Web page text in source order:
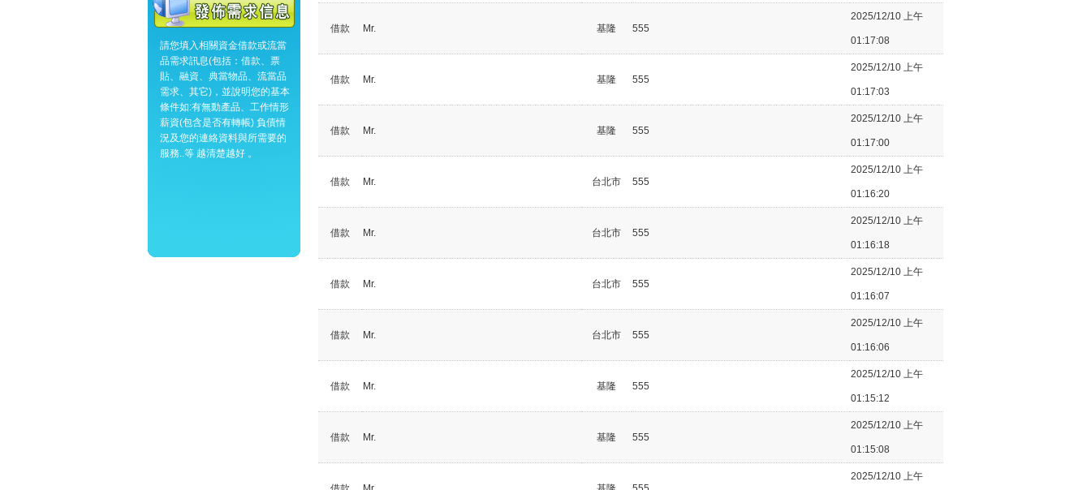
請您填入相關資金借款或流當
品需求訊息(包括：借款、票
貼、融資、典當物品、流當品
需求、其它)，並說明您的基本
條件如:有無動產品、工作情形
薪資(包含是否有轉帳) 負債情
況及您的連絡資料與所需要的
服務..等 越清楚越好 。
借款 Mr. 基隆 555
2025/12/10 上午
01:17:08
借款 Mr. 基隆 555
2025/12/10 上午
01:17:03
借款 Mr. 基隆 555
2025/12/10 上午
01:17:00
借款 Mr. 台北市 555
2025/12/10 上午
01:16:20
借款 Mr. 台北市 555
2025/12/10 上午
01:16:18
借款 Mr. 台北市 555
2025/12/10 上午
01:16:07
借款 Mr. 台北市 555
2025/12/10 上午
01:16:06
借款 Mr. 基隆 555
2025/12/10 上午
01:15:12
借款 Mr. 基隆 555
2025/12/10 上午
01:15:08
2025/12/10 上午